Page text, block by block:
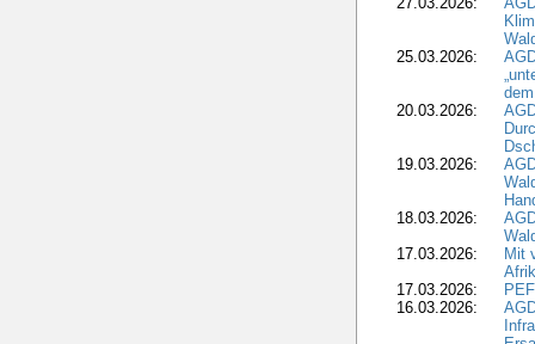
25.03.2026:
20.03.2026:
19.03.2026:
18.03.2026:
17.03.2026:
Mit
17.03.2026:
16.03.2026: